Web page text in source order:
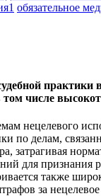
1 обязательное
практики
числе
нецелевого
по делам,
затрагивая
для признания
также
за нецелевое